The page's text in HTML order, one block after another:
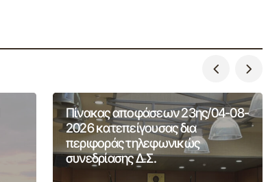
Πίνακας αποφάσεων 23ης/04-08-
2026 κατεπείγουσας δια
περιφοράς τηλεφωνικώς
συνεδρίασης Δ.Σ.